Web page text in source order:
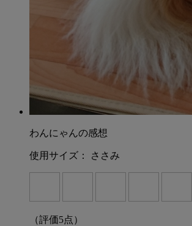
わんにゃんの感想
使用サイズ： ささみ
（評価5点）